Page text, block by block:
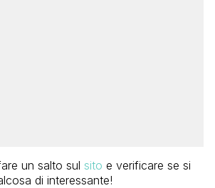
un salto sul sito e verificare se si
di interessante!